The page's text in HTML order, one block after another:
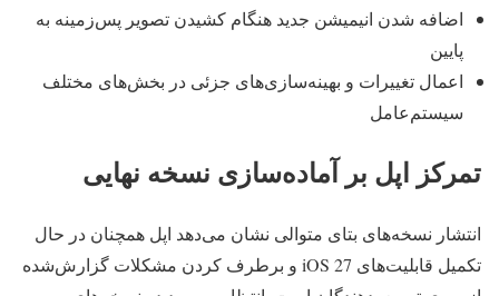
اضافه شدن انیمیشن جدید هنگام کشیدن تصویر پس‌زمینه به
پایین
اعمال تغییرات و بهینه‌سازی‌های جزئی در بخش‌های مختلف
سیستم‌عامل
تمرکز اپل بر آماده‌سازی نسخه نهایی
انتشار نسخه‌های بتای متوالی نشان می‌دهد اپل همچنان در حال
تکمیل قابلیت‌های iOS 27 و برطرف کردن مشکلات گزارش‌شده